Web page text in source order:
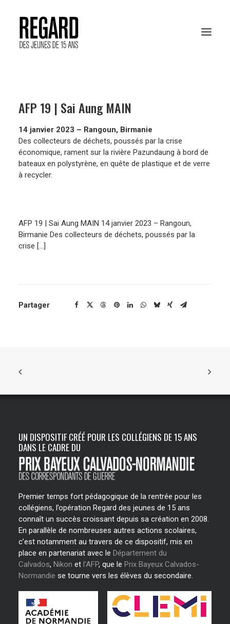
RESSOURCES PÉDAGOGIQUES
ARCHIVES
RENCONTRES AFP
ENGLISH
AFP 19 | Sai Aung MAIN
14 janvier 2023 – Rangoun, Birmanie
Des collecteurs de déchets, poussés par la crise
économique, rament sur la rivière Pazundaung à bord de
bateaux en polystyrène, en quête de plastique et de verre
à recycler.
AFP 19 | Sai Aung MAIN 14 janvier 2023 – Rangoun,
Birmanie Des collecteurs de déchets, poussés par la
crise […]
Partager
UN DISPOSITIF CRÉÉ POUR LES COLLÉGIENS DE 15 ANS
DANS LE CADRE DU
Premier temps fort pédagogique de la rentrée pour les
collégiens, l’opération Regard des jeunes de 15 ans
connaît un succès croissant depuis sa création en 2008.
En parallèle de nombreuses autres actions scolaires,
c’est notamment au travers de ce dispositif, mis en
place en partenariat avec le Département du
Calvados, Nikon et l’AFP, que le Prix Bayeux Calvados-
Normandie se tourne vers les élèves du secondaire.